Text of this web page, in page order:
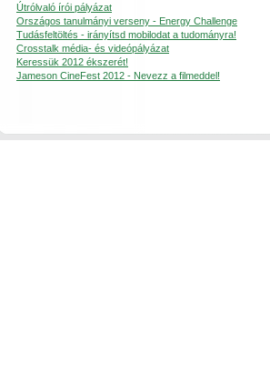
Útrólvaló írói pályázat
Országos tanulmányi verseny - Energy Challenge
Tudásfeltöltés - irányítsd mobilodat a tudományra!
Crosstalk média- és videópályázat
Keressük 2012 ékszerét!
Jameson CineFest 2012 - Nevezz a filmeddel!